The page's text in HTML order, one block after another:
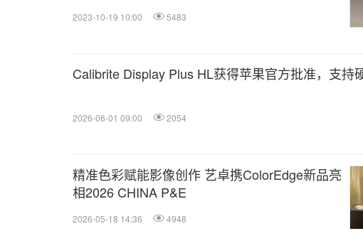
2023-10-19 10:00 5483
Calibrite Display Plus HL获得苹果官方批准，支持
2026-06-01 09:00 2054
精准色彩赋能影像创作 艺卓携ColorEdge新品亮
相2026 CHINA P&E
2026-05-18 14:36 4948